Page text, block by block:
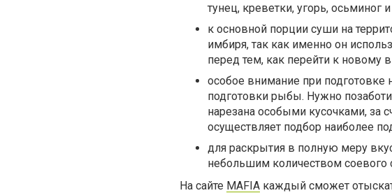
тунец, креветки, угорь, осьминог
к основной порции суши на
имбиря, так как именно он
перед тем, как перейти к новому
особое внимание при подготовке
подготовки рыбы. Нужно
нарезана особыми кусочками, за
осуществляет подбор наиболее
для раскрытия в полную меру
небольшим количеством соевого
На сайте MAFIA каждый сможет